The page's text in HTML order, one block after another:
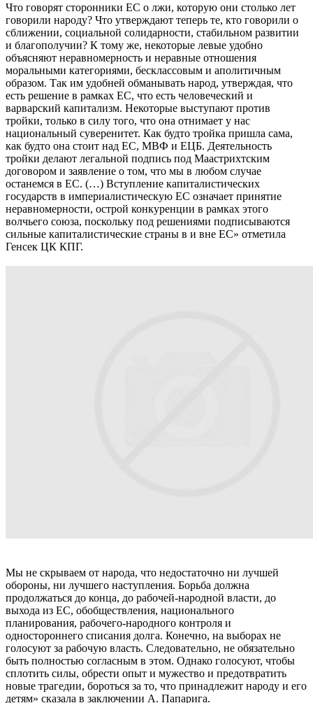
Что говорят сторонники ЕС о лжи, которую они столько лет
говорили народу? Что утверждают теперь те, кто говорили о
сближении, социальной солидарности, стабильном развитии
и благополучии? К тому же, некоторые левые удобно
объясняют неравномерность и неравные отношения
моральными категориями, бесклассовым и аполитичным
образом. Так им удобней обманывать народ, утверждая, что
есть решение в рамках ЕС, что есть человеческий и
варварский капитализм. Некоторые выступают против
тройки, только в силу того, что она отнимает у нас
национальный суверенитет. Как будто тройка пришла сама,
как будто она стоит над ЕС, МВФ и ЕЦБ. Деятельность
тройки делают легальной подпись под Маастрихтским
договором и заявление о том, что мы в любом случае
останемся в ЕС. (…) Вступление капиталистических
государств в империалистическую ЕС означает принятие
неравномерности, острой конкуренции в рамках этого
волчьего союза, поскольку под решениями подписываются
сильные капиталистические страны в и вне ЕС» отметила
Генсек ЦК КПГ.
Мы не скрываем от народа, что недостаточно ни лучшей
обороны, ни лучшего наступления. Борьба должна
продолжаться до конца, до рабочей-народной власти, до
выхода из ЕС, обобществления, национального
планирования, рабочего-народного контроля и
одностороннего списания долга. Конечно, на выборах не
голосуют за рабочую власть. Следовательно, не обязательно
быть полностью согласным в этом. Однако голосуют, чтобы
сплотить силы, обрести опыт и мужество и предотвратить
новые трагедии, бороться за то, что принадлежит народу и его
детям» сказала в заключении А. Папарига.